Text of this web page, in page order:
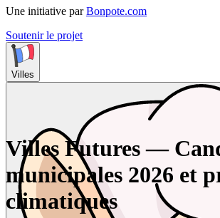
Une initiative par Bonpote.com
Soutenir le projet
Villes
Villes Futures —
municipales 2026 et
climatiques